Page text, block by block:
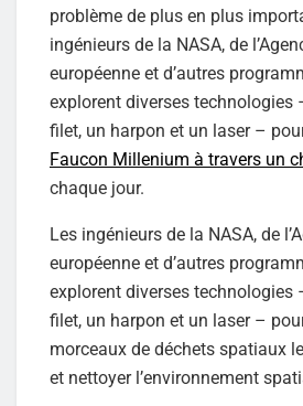
problème de plus en plus
ingénieurs de la NASA, de
européenne et d’autres
explorent diverses technologies
filet, un harpon et un laser –
Faucon Millenium à travers un
chaque jour.
Les ingénieurs de la NASA, de
européenne et d’autres
explorent diverses technologies
filet, un harpon et un laser –
morceaux de déchets spatiaux
et nettoyer l’environnement